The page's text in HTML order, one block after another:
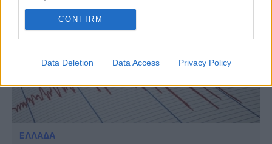
CONFIRM
Data Deletion Data Access Privacy Policy
ΕΛΛΑΔΑ